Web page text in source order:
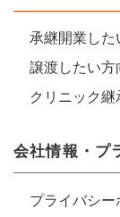
承継開業し
譲渡したい
クリニック
会社情報・プ
プライバシー